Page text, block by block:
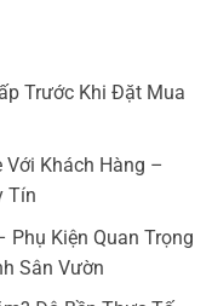
Trước Khi Đặt Mua
Với Khách Hàng –
Tín
Phụ Kiện Quan Trọng
Sân Vườn